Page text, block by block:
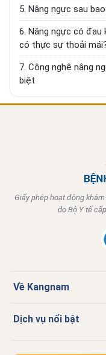
Nâng ngực sau
Nâng ngực có đau
có thực sự thoải
Công nghệ nâng
biệt
Giấy phép hoạt động
do Bộ Y tế
Về Kangnam
Dịch vụ nổi bật